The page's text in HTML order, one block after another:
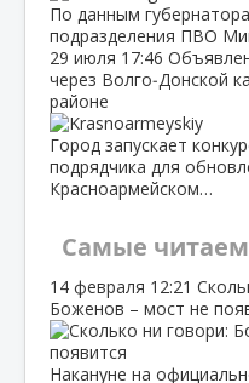
По данным
подразделения ПВО
29 июля 17:46
через Волго‑Донской
районе
Город запускает
подрядчика для
Красноармейском…
Самые
14 февраля 12:21
Боженов – мост не
Накануне на